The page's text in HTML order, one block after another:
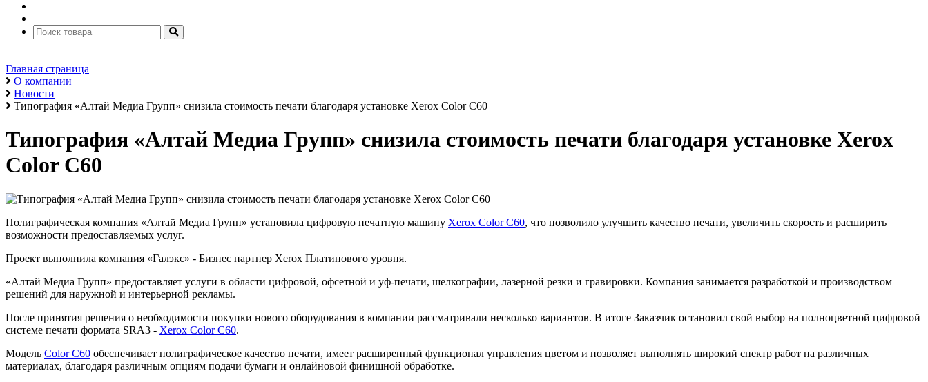
Главная страница
О компании
Новости
Типография «Алтай Медиа Групп» снизила стоимость печати благодаря установке Xerox Color C60
Типография «Алтай Медиа Групп» снизила стоимость печати благодаря установке Xerox
Color C60
Полиграфическая компания «Алтай Медиа Групп» установила цифровую печатную машину Xerox Color C60, что позволило улучшить качество печати, увеличить скорость и расширить
возможности предоставляемых услуг.
Проект выполнила компания «Галэкс» - Бизнес партнер Xerox Платинового уровня.
«Алтай Медиа Групп» предоставляет услуги в области цифровой, офсетной и уф-печати, шелкографии, лазерной резки и гравировки. Компания занимается разработкой и производством
решений для наружной и интерьерной рекламы.
После принятия решения о необходимости покупки нового оборудования в компании рассматривали несколько вариантов. В итоге Заказчик остановил свой выбор на полноцветной цифровой
системе печати формата SRА3 - Xerox Color С60.
Модель Color С60 обеспечивает полиграфическое качество печати, имеет расширенный функционал управления цветом и позволяет выполнять широкий спектр работ на различных
материалах, благодаря различным опциям подачи бумаги и онлайновой финишной обработке.